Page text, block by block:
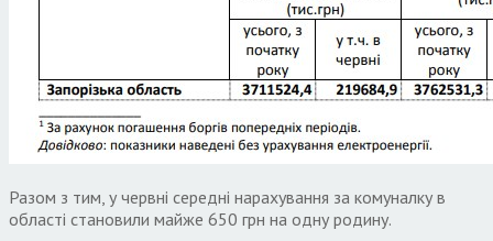
Разом з тим, у червні середні нарахування за комуналку в
області становили майже 650 грн на одну родину.